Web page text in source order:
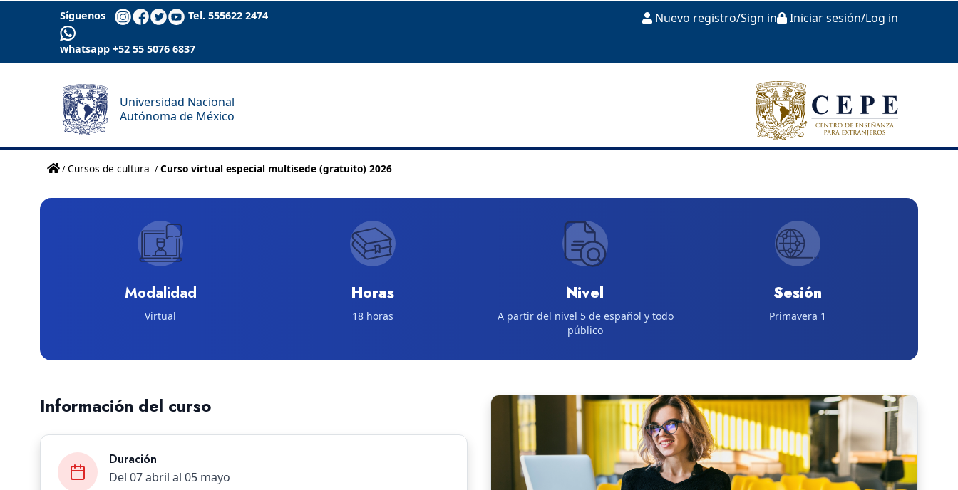
Síguenos Tel. 555622 2474
whatsapp +52 55 5076 6837
Nuevo registro/Sign in Iniciar sesión/Log in
Universidad Nacional
Autónoma de México
Cursos de cultura Curso virtual especial multisede (gratuito) 2026
Modalidad
Virtual
Horas
18 horas
Nivel
A partir del nivel 5 de español y todo
público
Sesión
Primavera 1
Información del curso
Duración
Del 07 abril al 05 mayo